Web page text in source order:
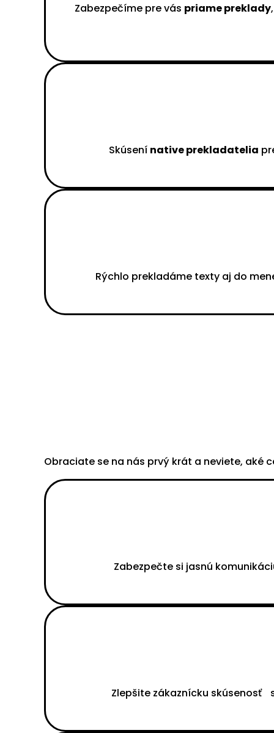
Zabezpečíme pre vás priame preklady
Skúsení native prekladatelia
Rýchlo prekladáme texty aj do
Obraciate se na nás prvý krát a neviete, aké
Zabezpečte si jasnú
Zlepšite zákaznícku skúsenosť